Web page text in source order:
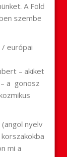
A Föld
szembe
európai
– akiket
a gonosz
nyelv
mi a